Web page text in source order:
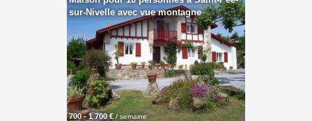
sur-Nivelle avec vue montagne
700 - 1 700 €/ semaine